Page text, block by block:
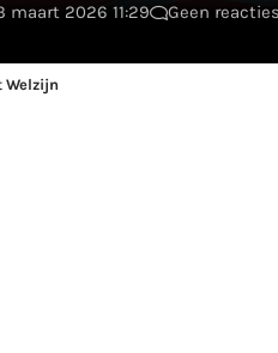
maart 2026 11:29 Geen reacties
Welzijn